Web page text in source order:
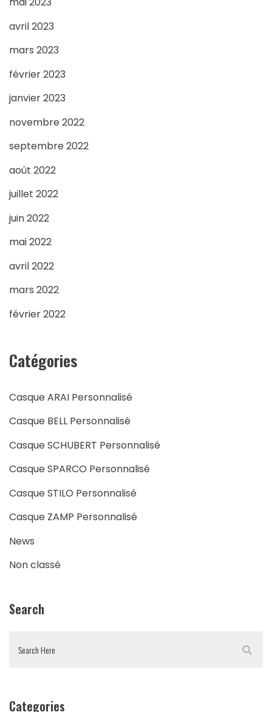
avril 2023
mars 2023
février 2023
janvier 2023
novembre 2022
septembre 2022
août 2022
juillet 2022
juin 2022
mai 2022
avril 2022
mars 2022
février 2022
Catégories
Casque ARAI Personnalisé
Casque BELL Personnalisé
Casque SCHUBERT Personnalisé
Casque SPARCO Personnalisé
Casque STILO Personnalisé
Casque ZAMP Personnalisé
News
Non classé
Search
Categories